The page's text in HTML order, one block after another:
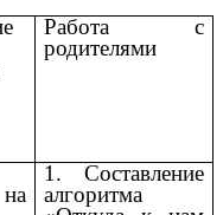
Работа с
родителями
1. Составление
алгоритма